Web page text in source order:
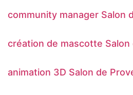
community manager Salon
création de mascotte Salon
animation 3D Salon de